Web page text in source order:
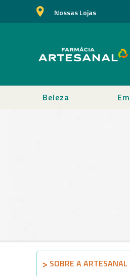
Nossas Lojas
Beleza
SOBRE A ARTESANAL